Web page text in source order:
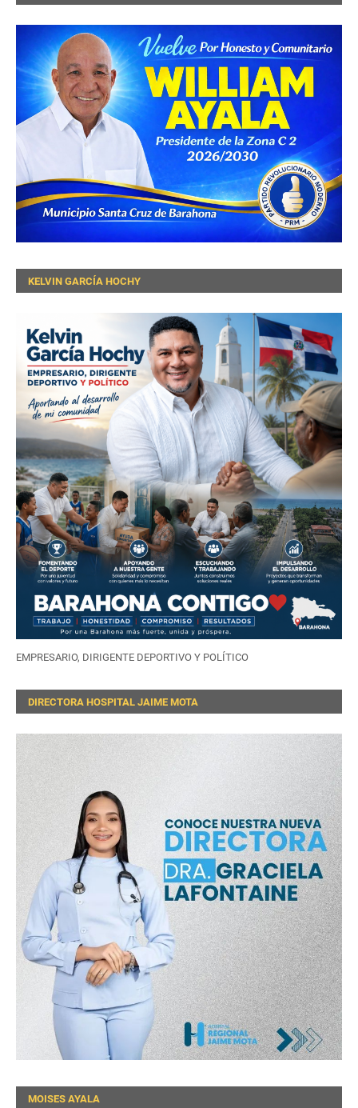
KELVIN GARCÍA HOCHY
EMPRESARIO, DIRIGENTE DEPORTIVO Y POLÍTICO
DIRECTORA HOSPITAL JAIME MOTA
MOISES AYALA